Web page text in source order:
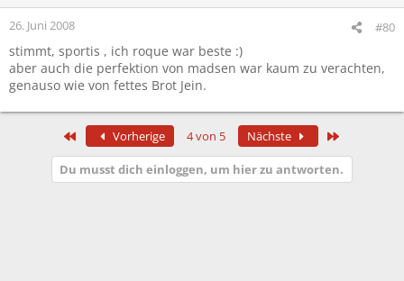
26. Juni 2008 #80
stimmt, sportis , ich roque war beste :)
aber auch die perfektion von madsen war kaum zu verachten,
genauso wie von fettes Brot Jein.
Erste Vorherige 4 von 5 Nächste
Du musst dich einloggen, um hier zu antworten.